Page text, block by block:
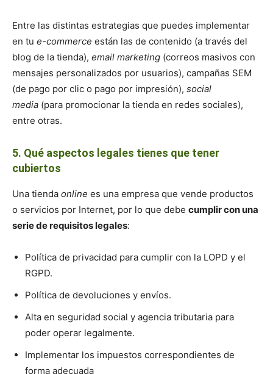
Entre las distintas estrategias que puedes implementar
en tu e-commerce están las de contenido (a través del
blog de la tienda), email marketing (correos masivos con
mensajes personalizados por usuarios), campañas SEM
(de pago por clic o pago por impresión), social
media (para promocionar la tienda en redes sociales),
entre otras.
5. Qué aspectos legales tienes que tener
cubiertos
Una tienda online es una empresa que vende productos
o servicios por Internet, por lo que debe cumplir con una
serie de requisitos legales:
Política de privacidad para cumplir con la LOPD y el
RGPD.
Política de devoluciones y envíos.
Alta en seguridad social y agencia tributaria para
poder operar legalmente.
Implementar los impuestos correspondientes de
forma adecuada